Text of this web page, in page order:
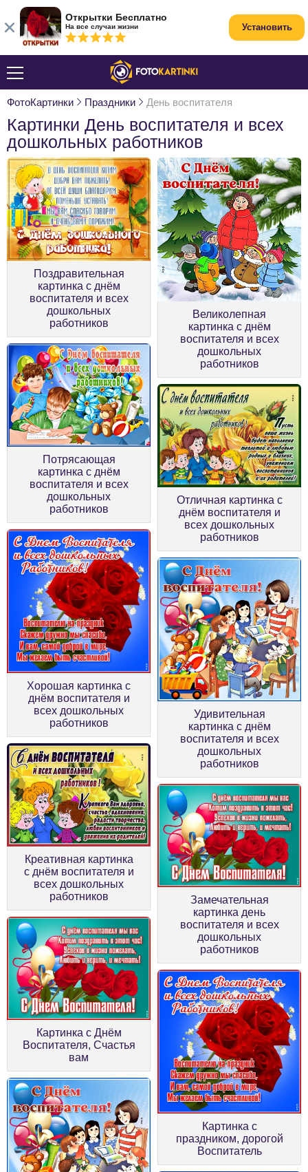
ФотоКартинки Праздники День воспитателя
Картинки День воспитателя и всех
дошкольных работников
Поздравительная
картинка с днём
воспитателя и всех
дошкольных
работников
Великолепная
картинка с днём
воспитателя и всех
дошкольных
работников
Потрясающая
картинка с днём
воспитателя и всех
дошкольных
работников
Отличная картинка с
днём воспитателя и
всех дошкольных
работников
Хорошая картинка с
днём воспитателя и
всех дошкольных
работников
Удивительная
картинка с днём
воспитателя и всех
дошкольных
работников
Креативная картинка
с днём воспитателя и
всех дошкольных
работников
Замечательная
картинка день
воспитателя и всех
дошкольных
работников
Картинка с Днём
Воспитателя, Счастья
вам
Картинка с
праздником, дорогой
Воспитатель
Открытки Бесплатно
На все случаи жизни Установить